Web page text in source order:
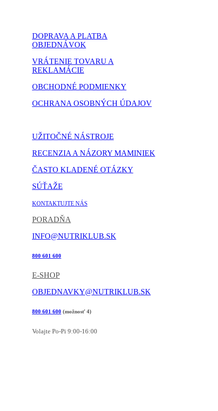
DOPRAVA A PLATBA
OBJEDNÁVOK
VRÁTENIE TOVARU A
REKLAMÁCIE
OBCHODNÉ PODMIENKY
OCHRANA OSOBNÝCH ÚDAJOV
UŽITOČNÉ NÁSTROJE
RECENZIA A NÁZORY MAMINIEK
ČASTO KLADENÉ OTÁZKY
SÚŤAŽE
KONTAKTUJTE NÁS
PORADŇA
INFO@NUTRIKLUB.SK
800 601 600
E-SHOP
OBJEDNAVKY@NUTRIKLUB.SK
800 601 600 (možnosť 4)
Volajte Po-Pi 9:00-16:00